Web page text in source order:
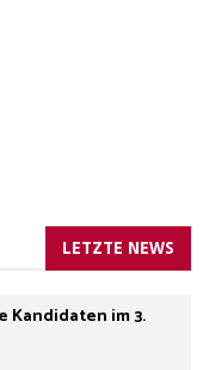
LETZTE NEWS
Kandidaten im 3.